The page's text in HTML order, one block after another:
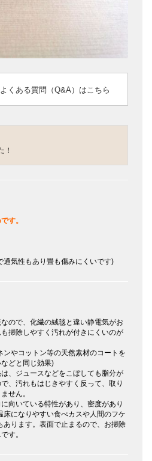
くある質問（Q&A）はこちら
！
す。
通気性もあり畳も傷みにくいです)
ので、化繊の絨毯と違い静電気がお
掃除しやすく汚れが付きにくいのが
やコットン等の天然素材のコートを
どと同じ効果)
、ジュースなどをこぼしても脂分が
、汚れもはじきやすく反って、取り
せん。
向いている特性があり、密度があり
床になりやすい食べカスや人間のフケ
あります。表面で止まるので、お掃除
す。